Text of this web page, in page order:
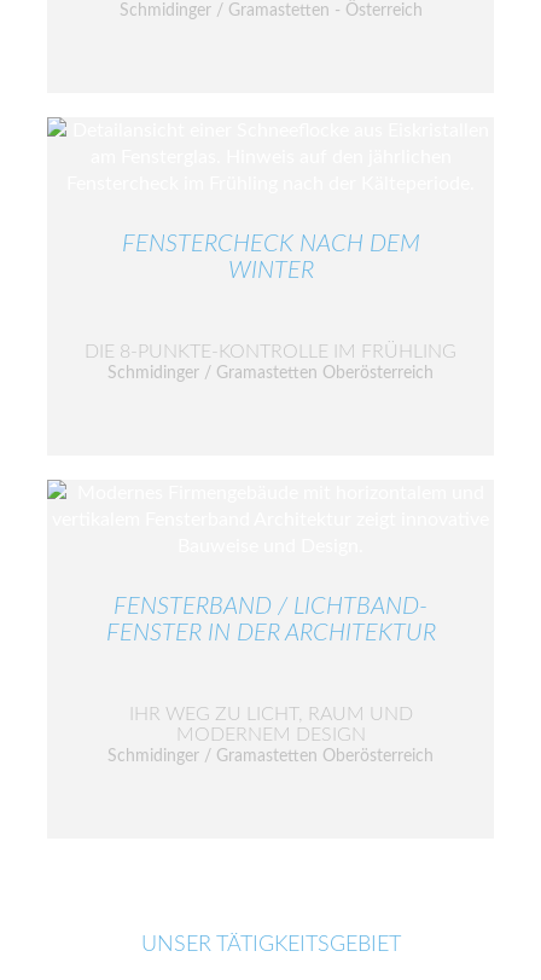
Schmidinger / Gramastetten - Österreich
FENSTERCHECK NACH DEM
WINTER
DIE 8-PUNKTE-KONTROLLE IM FRÜHLING
Schmidinger / Gramastetten Oberösterreich
FENSTERBAND / LICHTBAND-
FENSTER IN DER ARCHITEKTUR
IHR WEG ZU LICHT, RAUM UND
MODERNEM DESIGN
Schmidinger / Gramastetten Oberösterreich
UNSER TÄTIGKEITSGEBIET